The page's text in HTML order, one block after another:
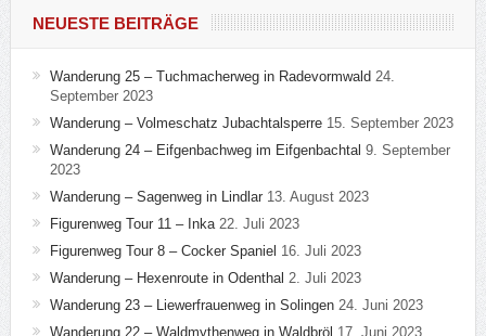
NEUESTE BEITRÄGE
Wanderung 25 – Tuchmacherweg in Radevormwald 24.
September 2023
Wanderung – Volmeschatz Jubachtalsperre 15. September 2023
Wanderung 24 – Eifgenbachweg im Eifgenbachtal 9. September
2023
Wanderung – Sagenweg in Lindlar 13. August 2023
Figurenweg Tour 11 – Inka 22. Juli 2023
Figurenweg Tour 8 – Cocker Spaniel 16. Juli 2023
Wanderung – Hexenroute in Odenthal 2. Juli 2023
Wanderung 23 – Liewerfrauenweg in Solingen 24. Juni 2023
Wanderung 22 – Waldmythenweg in Waldbröl 17. Juni 2023